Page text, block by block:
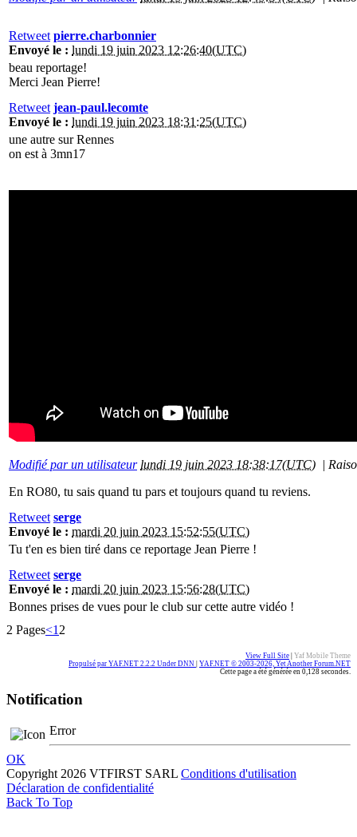
Retweet pierre.charbonnier
Envoyé le : lundi 19 juin 2023 12:26:40(UTC)
beau reportage!
Merci Jean Pierre!
Retweet jean-paul.lecomte
Envoyé le : lundi 19 juin 2023 18:31:25(UTC)
une autre sur Rennes
on est à 3mn17
Modifié par un utilisateur lundi 19 juin 2023 18:38:17(UTC) |
En RO80, tu sais quand tu pars et toujours quand tu reviens.
Retweet serge
Envoyé le : mardi 20 juin 2023 15:52:55(UTC)
Tu t'en es bien tiré dans ce reportage Jean Pierre !
Retweet serge
Envoyé le : mardi 20 juin 2023 15:56:28(UTC)
Bonnes prises de vues pour le club sur cette autre vidéo !
2 Pages<1 2
View Full Site Yaf Mobile Theme
Propulsé par YAF.NET 2.2.2 Under DNN YAF.NET © 2003-2026, Yet Another Forum.NET
Cette page a été générée en 0,128 secondes.
Notification
Error
OK
Copyright 2026 VTFIRST SARL Conditions d'utilisation
Déclaration de confidentialité
Back To Top